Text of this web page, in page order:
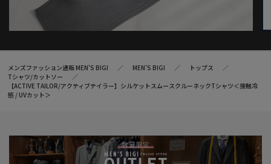
メンズファッション通販 MEN'S BIGI MEN’S BIGI
トップス
Tシャツ/カットソー
【ACTIVE TAILOR/アクティブテイラー】シルケットスムースクルーネックTシャツ＜接触冷
感 / UVカット＞